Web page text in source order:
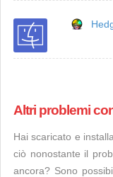
Altri problemi
Hai scaricato e
ciò nonostante il
ancora? Sono